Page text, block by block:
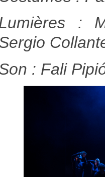
:
: Fali